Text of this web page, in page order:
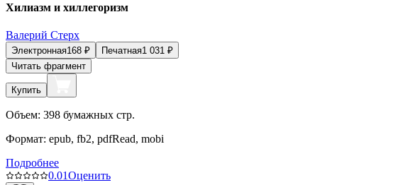
Хилиазм и хиллегоризм
Валерий Стерх
Электронная168 ₽ Печатная1 031 ₽
Читать фрагмент
Купить
Объем: 398 бумажных стр.
Формат: epub, fb2, pdfRead, mobi
Подробнее
0.01Оценить